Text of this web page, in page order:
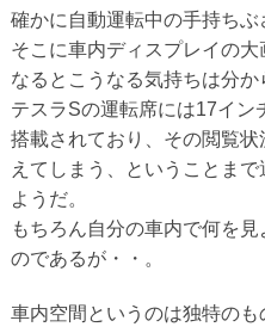
確かに自動運転中の手持ちぶ
そこに車内ディスプレイの
なるとこうなる気持ちは分か
テスラSの運転席には17イン
搭載されており、その閲覧
えてしまう、ということま
ようだ。
もちろん自分の車内で何を
のであるが・・。
車内空間というのは独特の